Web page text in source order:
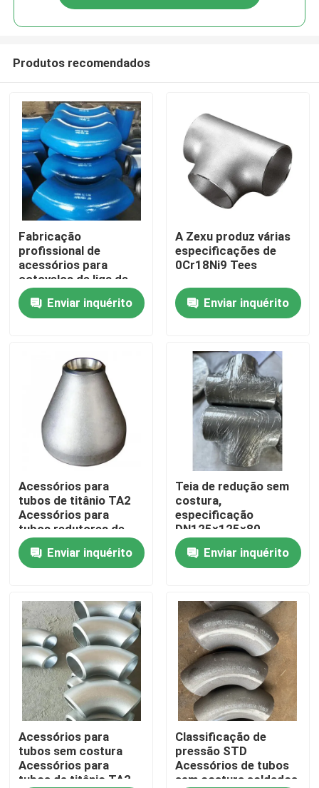
Produtos
Vídeos
Mostra de VR
Sobre nós
Excursão da fábrica
Controle da qualidade
Contacte-nos
Notícia
Peça umas citações
Produtos recomendados
Fabricação
profissional de
acessórios para
cotovelos de liga de
30CrMo
Enviar inquérito
A Zexu produz várias
especificações de
0Cr18Ni9 Tees
Enviar inquérito
Acessórios para
tubos de titânio TA2
Acessórios para
tubos redutores de
liga de titânio
Enviar inquérito
Teia de redução sem
costura,
especificação
DN125×125×80
cabeça da série I
141.3*7.6, tubos de
ramificação 89*7,0
Enviar inquérito
Acessórios para
tubos sem costura
Acessórios para
tubos de titânio TA2
Classificação de
pressão STD
Acessórios de tubos
sem costura soldados